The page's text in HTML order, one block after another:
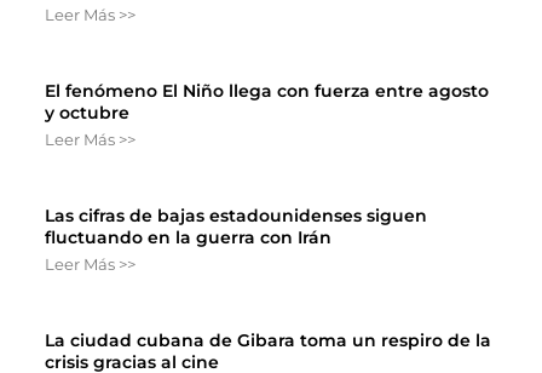
Leer Más >>
El fenómeno El Niño llega con fuerza entre agosto
y octubre
Leer Más >>
Las cifras de bajas estadounidenses siguen
fluctuando en la guerra con Irán
Leer Más >>
La ciudad cubana de Gibara toma un respiro de la
crisis gracias al cine